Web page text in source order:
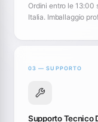
Ordini entro le 13:00
Italia. Imballaggio
03 — SUPPORTO
Supporto Tecnico